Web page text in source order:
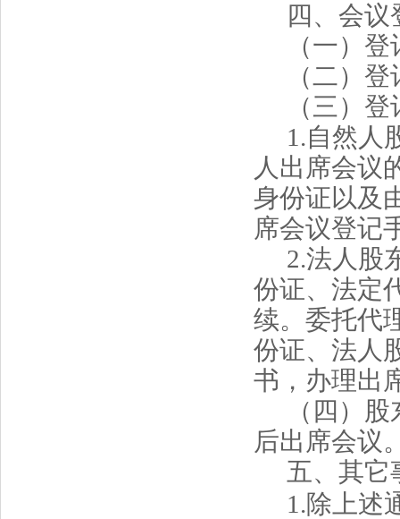
四、会议
（一）
（二）
（三）
1 .自然人
人出席会议
身份证以及
席会议登记
2.法人股
份证、法定
续。委托代
份证、法人
书，办理出
（四）
后出席会议
五、其它
1 .除上述